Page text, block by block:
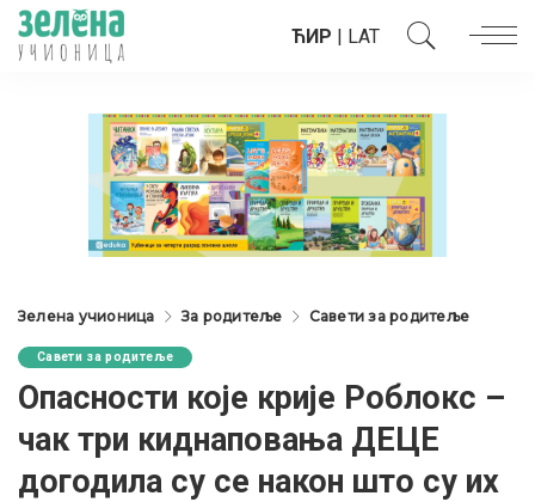
ЋИР | LAT
Зелена учионица За родитеље Савети за родитеље
Савети за родитеље
Опасности које крије Роблокс –
чак три киднаповања ДЕЦЕ
догодила су се након што су их